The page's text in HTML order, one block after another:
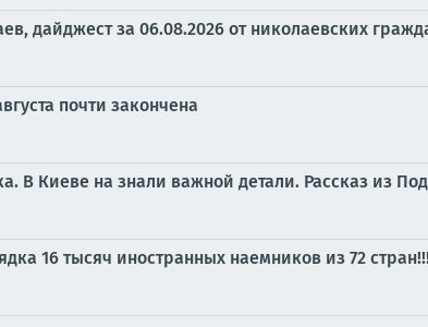
дайджест за 06.08.2026 от николаевских
почти закончена
В Киеве на знали важной детали. Рассказ из
16 тысяч иностранных наемников из 72